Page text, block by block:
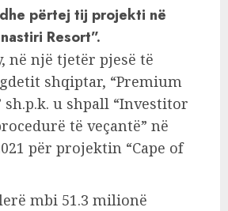
përtej tij projekti në
Resort”.
në një tjetër pjesë të
shqiptar, “Premium
sh.p.k. u shpall “Investitor
të veçantë” në
për projektin “Cape of
mbi 51.3 milionë